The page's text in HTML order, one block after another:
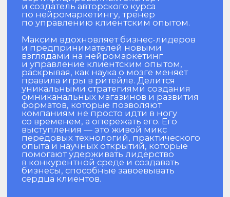
Ведущий в СНГ эксперт по ведению
переговоров. Единственный бизнес-
спикер РФ, чьи книги переведены на 10
языков и награждены двумя премиями
«Деловая книга года в России».
Бизнес-тренер, умеющий развивать
в людях стратегическое мышление
и адаптивность в быстро меняющемся
мире. Ведет слушателей через сложные
бизнес-сценарии, раскрывая секреты
успешных переговоров и устойчивого
лидерства. Его подход сочетает
глубокий аналитический взгляд
с практическими инструментами,
которые резко повышают
эффективность команд и компаний
в условиях неопределенности.
Константин Харский